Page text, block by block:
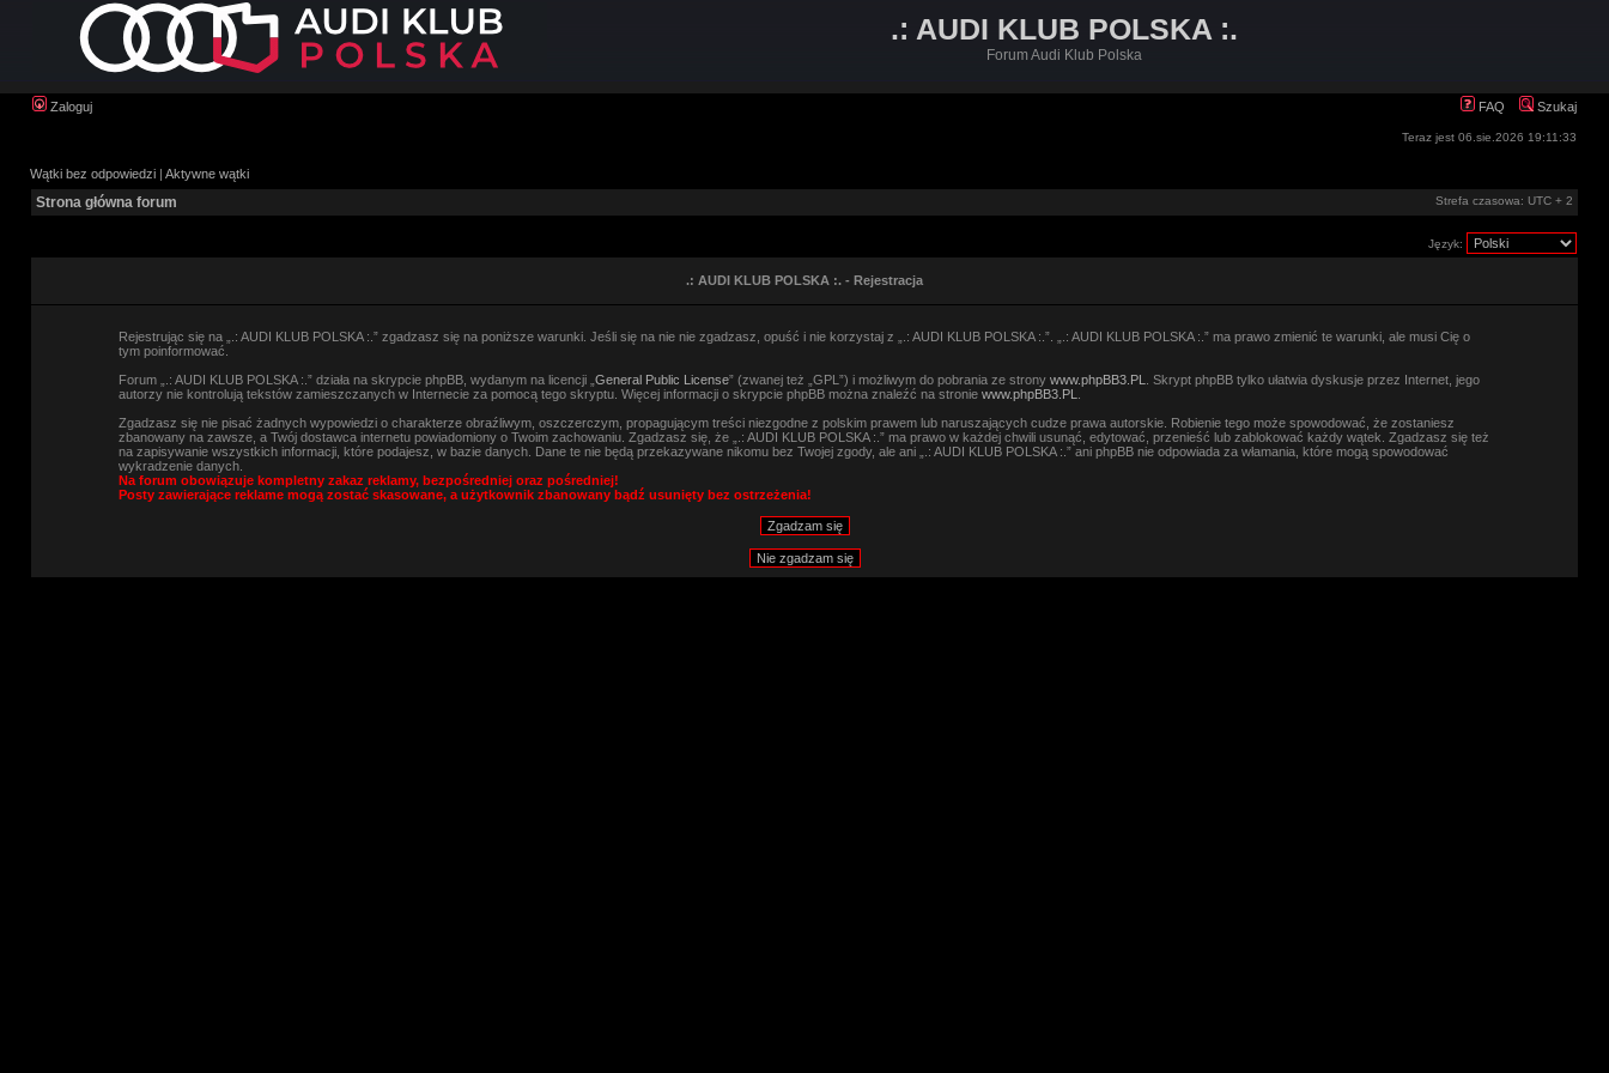
.: AUDI KLUB POLSKA :.
Forum Audi Klub Polska
Zaloguj FAQ Szukaj
Teraz jest 06.sie.2026 19:11:33
Wątki bez odpowiedzi | Aktywne wątki
Strona główna forum Strefa czasowa: UTC + 2
Język:
.: AUDI KLUB POLSKA :. - Rejestracja
Rejestrując się na „.: AUDI KLUB POLSKA :.” zgadzasz się na poniższe warunki. Jeśli się na nie nie zgadzasz, opuść i nie korzystaj z „.: AUDI KLUB POLSKA :.”. „.: AUDI KLUB POLSKA :.” ma prawo zmienić te warunki, ale musi Cię o
tym poinformować.
Forum „.: AUDI KLUB POLSKA :.” działa na skrypcie phpBB, wydanym na licencji „ General Public License” (zwanej też „GPL”) i możliwym do pobrania ze strony www.phpBB3.PL
. Skrypt phpBB tylko ułatwia dyskusje przez Internet, jego
autorzy nie kontrolują tekstów zamieszczanych w Internecie za pomocą tego skryptu. Więcej informacji o skrypcie phpBB można znaleźć na stronie www.phpBB3.PL
Zgadzasz się nie pisać żadnych wypowiedzi o charakterze obraźliwym, oszczerczym, propagującym treści niezgodne z polskim prawem lub naruszających cudze prawa autorskie. Robienie tego może spowodować, że zostaniesz
zbanowany na zawsze, a Twój dostawca internetu powiadomiony o Twoim zachowaniu. Zgadzasz się, że „.: AUDI KLUB POLSKA :.” ma prawo w każdej chwili usunąć, edytować, przenieść lub zablokować każdy wątek. Zgadzasz się też
na zapisywanie wszystkich informacji, które podajesz, w bazie danych. Dane te nie będą przekazywane nikomu bez Twojej zgody, ale ani „.: AUDI KLUB POLSKA :.” ani phpBB nie odpowiada za włamania, które mogą spowodować
wykradzenie danych.
Na forum obowiązuje kompletny zakaz reklamy, bezpośredniej oraz pośredniej!
Posty zawierające reklame mogą zostać skasowane, a użytkownik zbanowany bądź usunięty bez ostrzeżenia!